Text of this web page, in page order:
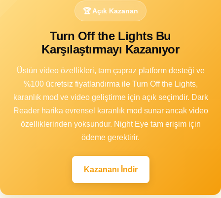
🏆 Açık Kazanan
Turn Off the Lights Bu
Karşılaştırmayı Kazanıyor
Üstün video özellikleri, tam çapraz platform desteği ve
%100 ücretsiz fiyatlandırma ile Turn Off the Lights,
karanlık mod ve video geliştirme için açık seçimdir. Dark
Reader harika evrensel karanlık mod sunar ancak video
özelliklerinden yoksundur. Night Eye tam erişim için
ödeme gerektirir.
Kazananı İndir